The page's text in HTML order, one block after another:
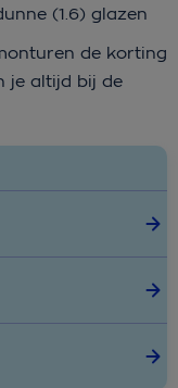
(1.6) glazen
de korting
je altijd bij de